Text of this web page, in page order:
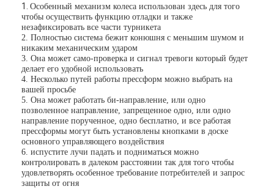
1.Особенный механизм колеса использован здесь для того
чтобы осуществить функцию отладки и также
незафиксировать все части турникета
2. Полностью система бежит конюшня с меньшим шумом и
никаким механическим ударом
3. Она может само-проверка и сигнал тревоги который будет
делает его удобной использовать
4. Несколько путей работы прессформ можно выбрать на
вашей просьбе
5. Она может работать би-направление, или одно
позволенное направление, запрещенное одно, или одно
направление порученное, одно бесплатно, и все работая
прессформы могут быть установлены кнопками в доске
основного управляющего воздействия
6. испустите лучи падать и подниматься можно
контролировать в далеком расстоянии так для того чтобы
удовлетворять особенное требование потребителей и запрос
защиты от огня